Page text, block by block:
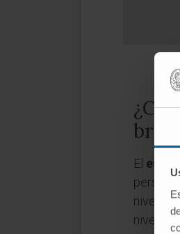
El estrés
niveles
nivel de